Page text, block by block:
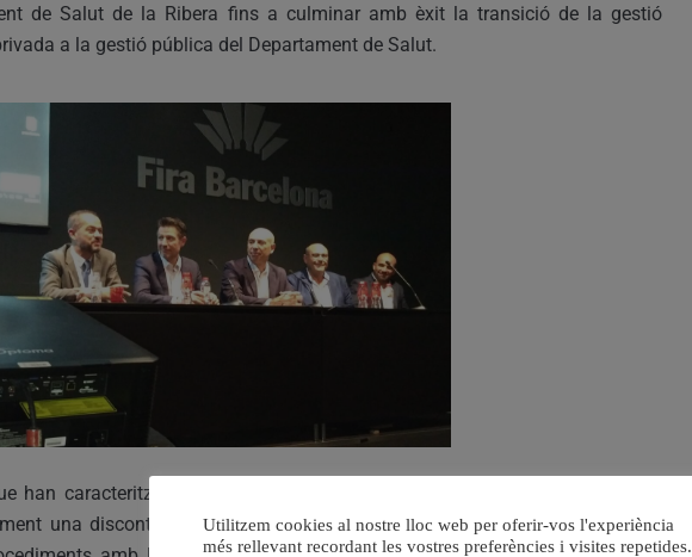
de Salut de la Ribera fins a culminar amb èxit la transició de la gestió
a la gestió pública del Departament de Salut.
han caracteritzat esta transició logística, que s’ha dut a terme sense que
una discontinuïtat en l’activitat assistencial, han estat la convergència
Utilitzem cookies al nostre lloc web per oferir-vos l'experiència
més rellevant recordant les vostres preferències i visites repetides.